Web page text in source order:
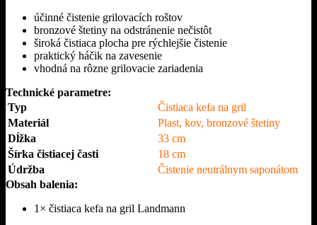
účinné čistenie grilovacích roštov
bronzové štetiny na odstránenie nečistôt
široká čistiaca plocha pre rýchlejšie čistenie
praktický háčik na zavesenie
vhodná na rôzne grilovacie zariadenia
Technické parametre:
Typ
Čistiaca kefa na gril
Materiál
Plast, kov, bronzové štetiny
Dĺžka
33 cm
Šírka čistiacej časti
18 cm
Údržba
Čistenie neutrálnym saponátom
Obsah balenia:
1× čistiaca kefa na gril Landmann